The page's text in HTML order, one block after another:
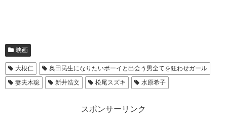
映画
大根仁
奥田民生になりたいボーイと出会う男全てを狂わせガール
妻夫木聡
新井浩文 松尾スズキ 水原希子
スポンサーリンク